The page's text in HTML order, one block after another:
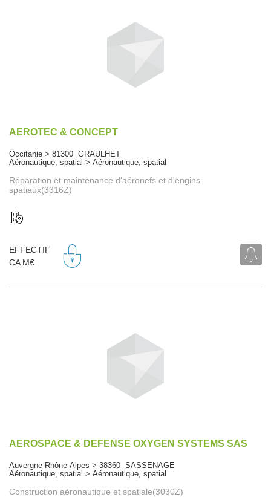
AEROTEC & CONCEPT
Occitanie > 81300 GRAULHET
Aéronautique, spatial > Aéronautique, spatial
Réparation et maintenance d'aéronefs et d'engins
spatiaux(3316Z)
EFFECTIF
CA M€
AEROSPACE & DEFENSE OXYGEN SYSTEMS SAS
Auvergne-Rhône-Alpes > 38360 SASSENAGE
Aéronautique, spatial > Aéronautique, spatial
Construction aéronautique et spatiale(3030Z)